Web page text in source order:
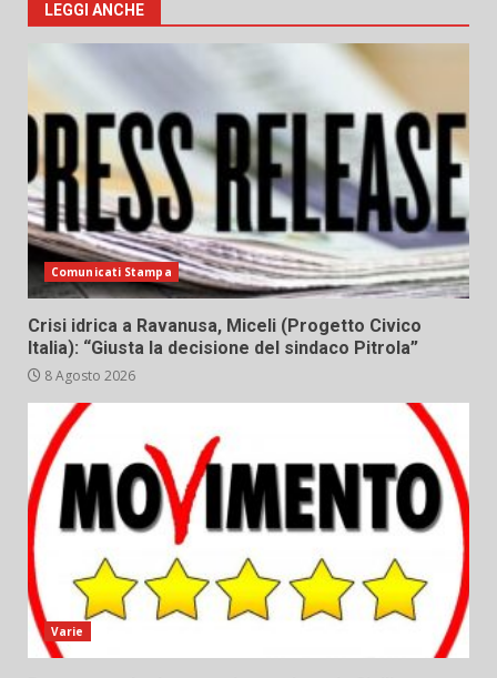
LEGGI ANCHE
Comunicati Stampa
Crisi idrica a Ravanusa, Miceli (Progetto Civico
Italia): “Giusta la decisione del sindaco Pitrola”
8 Agosto 2026
Varie